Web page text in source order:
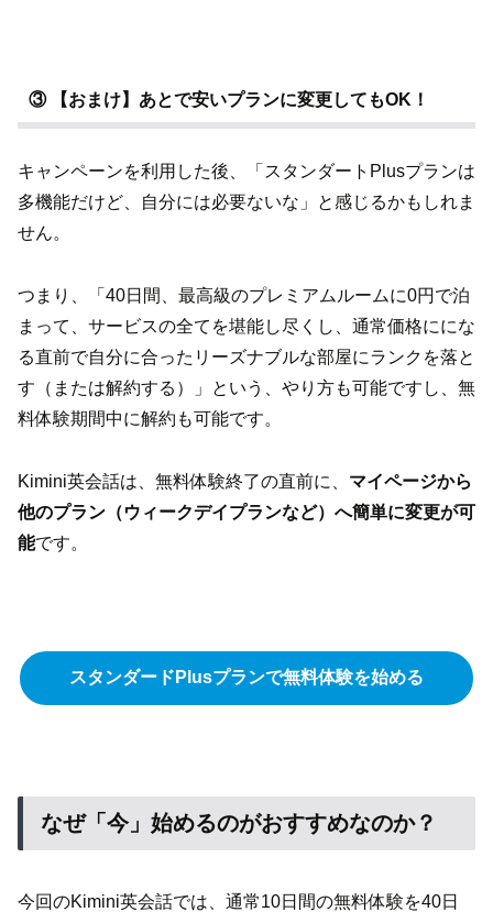
③ 【おまけ】あとで安いプランに変更してもOK！
キャンペーンを利用した後、「スタンダートPlusプランは
多機能だけど、自分には必要ないな」と感じるかもしれま
せん。
つまり、「40日間、最高級のプレミアムルームに0円で泊
まって、サービスの全てを堪能し尽くし、通常価格ににな
る直前で自分に合ったリーズナブルな部屋にランクを落と
す（または解約する）」という、やり方も可能ですし、無
料体験期間中に解約も可能です。
Kimini英会話は、無料体験終了の直前に、 マイページから
他のプラン（ウィークデイプランなど）へ簡単に変更が可
能です。
スタンダードPlusプランで無料体験を始める
なぜ「今」始めるのがおすすめなのか？
今回のKimini英会話では、通常10日間の無料体験を40日